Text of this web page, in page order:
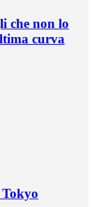
che non lo
curva
Tokyo